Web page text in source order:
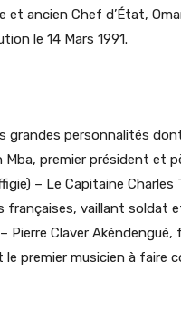
ancien Chef d’État,
le 14 Mars 1991.
grandes personnalités
premier président et
– Le Capitaine
françaises, vaillant soldat
Pierre Claver
premier musicien à faire